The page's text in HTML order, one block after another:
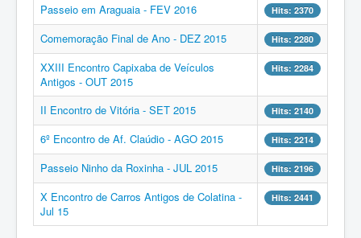
Passeio em Araguaia - FEV 2016 Hits: 2370
Comemoração Final de Ano - DEZ 2015 Hits: 2280
XXIII Encontro Capixaba de Veículos
Antigos - OUT 2015
Hits: 2284
II Encontro de Vitória - SET 2015 Hits: 2140
6º Encontro de Af. Claúdio - AGO 2015 Hits: 2214
Passeio Ninho da Roxinha - JUL 2015 Hits: 2196
X Encontro de Carros Antigos de Colatina -
Jul 15
Hits: 2441